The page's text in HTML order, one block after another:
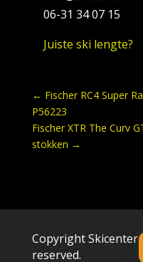
06-31 34 07 15
Juiste ski lengte?
← Fischer RC4 Super
P56223
Fischer XTR The Curv
stokken →
Copyright
reserved.